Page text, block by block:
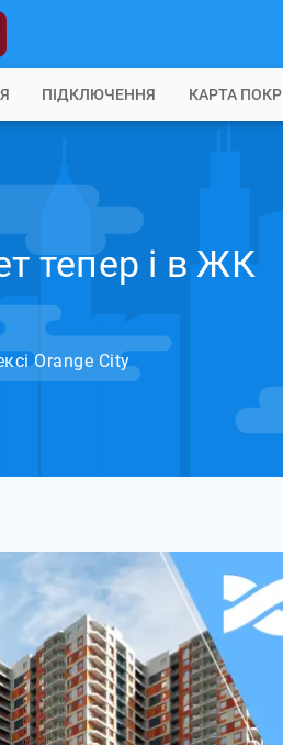
ПІДКЛЮЧЕННЯ КАРТА
тепер і в ЖК
Orange City